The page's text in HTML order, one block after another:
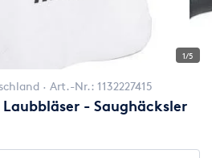
1/5
Art.-Nr.: 1132227415
- Saughäcksler